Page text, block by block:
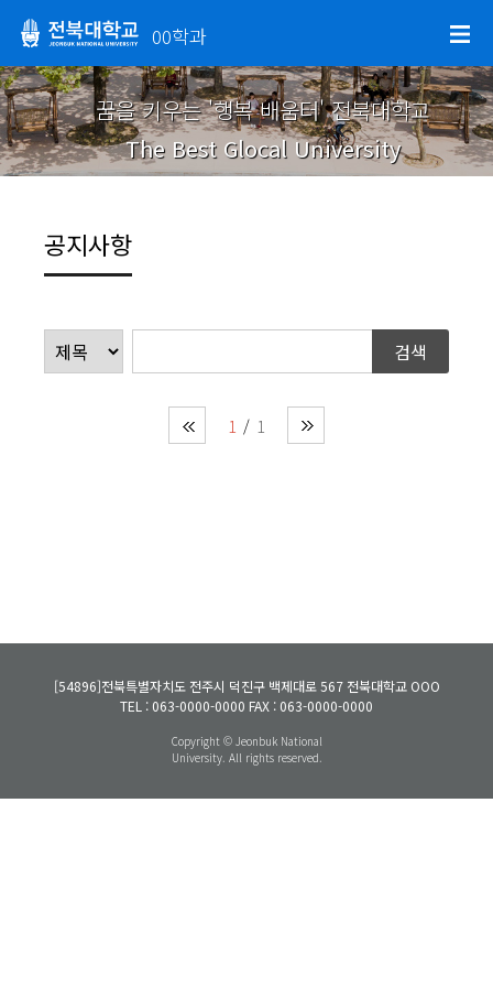
00학과
꿈을 키우는 '행복 배움터' 전북대학교
The Best Glocal University
공지사항
1 1
[54896]전북특별자치도 전주시 덕진구 백제대로 567 전북대학교 OOO
TEL : 063-0000-0000 FAX : 063-0000-0000
Copyright © Jeonbuk National
University. All rights reserved.